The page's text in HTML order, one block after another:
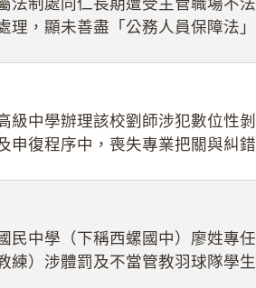
法制處同仁長期遭受主管職場不法
，顯未善盡「公務人員保障法」
級中學辦理該校劉師涉犯數位性剝
申復程序中，喪失專業把關與糾錯
民中學（下稱西螺國中）廖姓專任
練）涉體罰及不當管教羽球隊學生